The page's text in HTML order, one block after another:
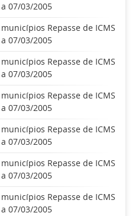
07/03/2005
Repasse de ICMS
07/03/2005
Repasse de ICMS
07/03/2005
Repasse de ICMS
07/03/2005
Repasse de ICMS
07/03/2005
Repasse de ICMS
07/03/2005
Repasse de ICMS
07/03/2005